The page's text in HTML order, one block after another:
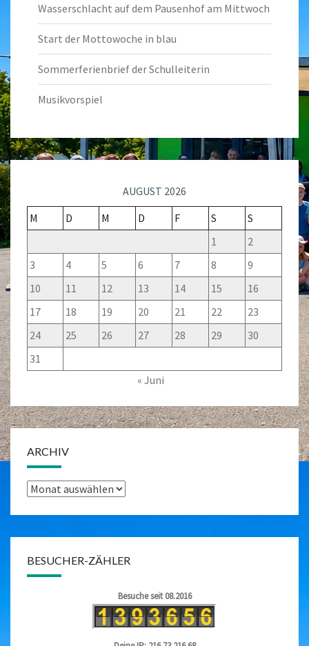
Wasserschlacht auf dem Pausenhof am Mittwoch
Start der Mottowoche in blau
Sommerferienbrief der Schulleiterin
Musikvorspiel
AUGUST 2026
M
D M D F S
S
1
2
3
4 5 6 7 8
9
10
11 12 13 14 15
16
17
18 19 20 21 22
23
24
25 26 27 28 29
30
31
« Juni
ARCHIV
Archiv
BESUCHER-ZÄHLER
Besuche seit 08.2016